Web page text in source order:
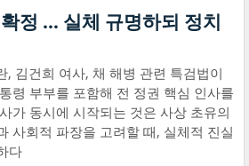
정 … 실체 규명하되 정치
, 김건희 여사, 채 해병 관련 특검법이
령 부부를 포함해 전 정권 핵심 인사를
가 동시에 시작되는 것은 사상 초유의
사회적 파장을 고려할 때, 실체적 진실
다